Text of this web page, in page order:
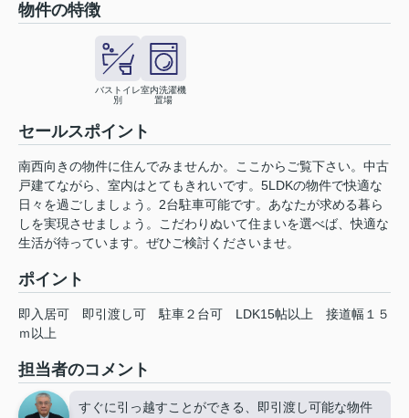
物件の特徴
バストイレ
別
室内洗濯機
置場
セールスポイント
南西向きの物件に住んでみませんか。ここからご覧下さい。中古
戸建てながら、室内はとてもきれいです。5LDKの物件で快適な
日々を過ごしましょう。2台駐車可能です。あなたが求める暮ら
しを実現させましょう。こだわりぬいて住まいを選べば、快適な
生活が待っています。ぜひご検討くださいませ。
ポイント
即入居可 即引渡し可 駐車２台可 LDK15帖以上
接道幅１５
ｍ以上
担当者のコメント
すぐに引っ越すことができる、即引渡し可能な物件